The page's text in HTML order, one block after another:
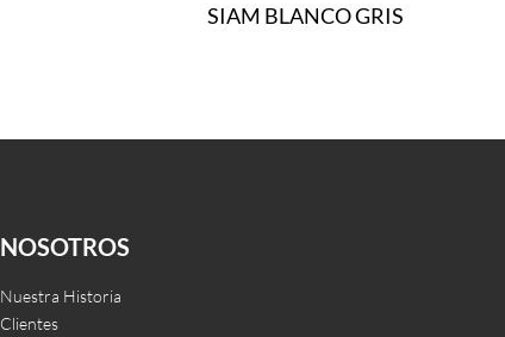
SIAM BLANCO GRIS
NOSOTROS
Nuestra Historia
Clientes